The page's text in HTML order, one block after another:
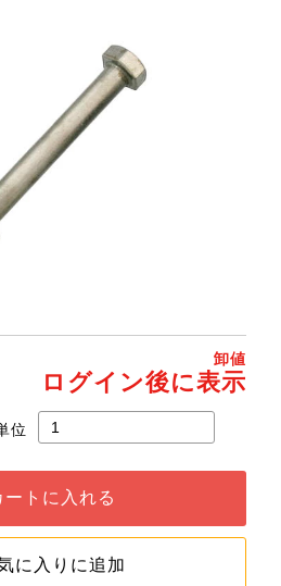
卸値
ログイン後に表示
位
ートに入れる
に入りに追加